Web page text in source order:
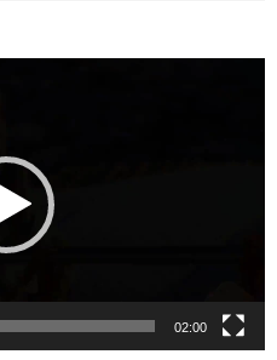
02:00